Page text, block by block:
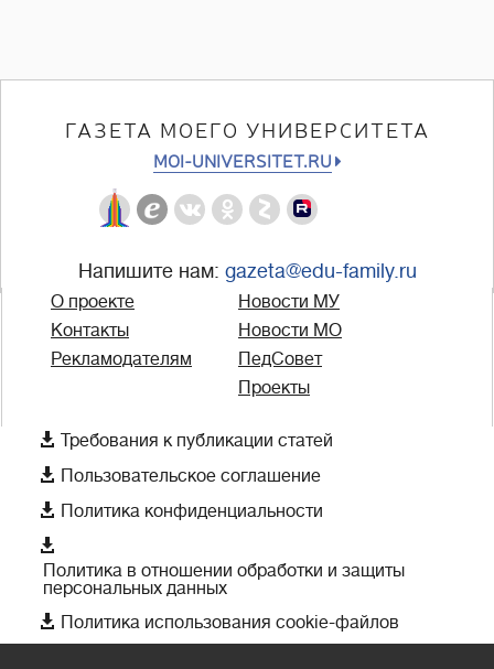
ГАЗЕТА МОЕГО УНИВЕРСИТЕТА
MOI-UNIVERSITET.RU
Напишите нам: gazeta@edu-family.ru
О проекте
Контакты
Рекламодателям
Новости МУ
Новости МО
ПедСовет
Проекты
 Требования к публикации статей
 Пользовательское соглашение
 Политика конфиденциальности

Политика в отношении обработки и защиты
персональных данных
 Политика использования cookie-файлов